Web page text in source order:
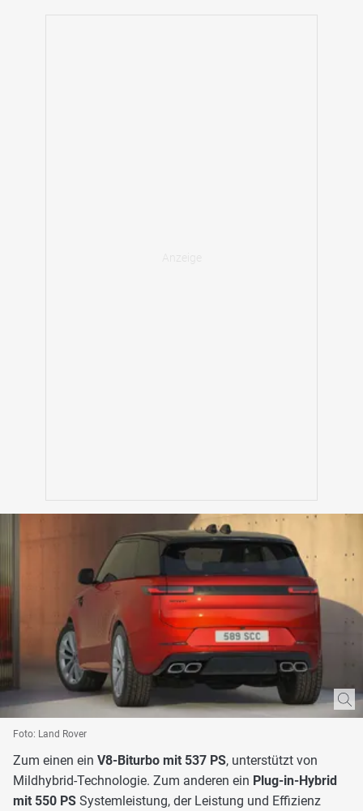
Foto: Land Rover
Zum einen ein V8-Biturbo mit 537 PS, unterstützt von
Mildhybrid-Technologie. Zum anderen ein Plug-in-Hybrid
mit 550 PS Systemleistung, der Leistung und Effizienz